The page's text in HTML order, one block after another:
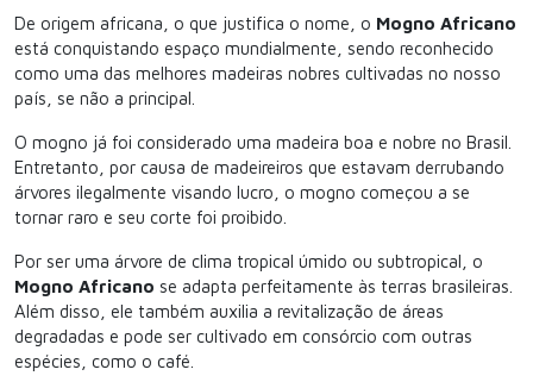
De origem africana, o que justifica o nome, o Mogno Africano
está conquistando espaço mundialmente, sendo reconhecido
como uma das melhores madeiras nobres cultivadas no nosso
país, se não a principal.
O mogno já foi considerado uma madeira boa e nobre no Brasil.
Entretanto, por causa de madeireiros que estavam derrubando
árvores ilegalmente visando lucro, o mogno começou a se
tornar raro e seu corte foi proibido.
Por ser uma árvore de clima tropical úmido ou subtropical, o
Mogno Africano se adapta perfeitamente às terras brasileiras.
Além disso, ele também auxilia a revitalização de áreas
degradadas e pode ser cultivado em consórcio com outras
espécies, como o café.